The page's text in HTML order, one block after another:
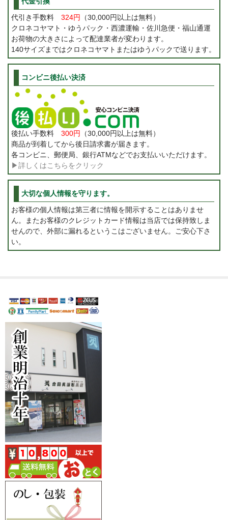
代引き手数料 324円 （30,000円以上は無料）
クロネコヤマト・ゆうパック・西濃運輸・佐川急便・福山通運
お荷物の大きさによって配達業者が変わります。
140サイズまではクロネコヤマトまたはゆうパックで送ります。
コンビニ後払い決済
後払い手数料 300円 （30,000円以上は無料）
商品が到着してから後日請求書が届きます。
各コンビニ、郵便局、銀行ATMなどでお支払いいただけます。
▶詳しくはこちらをクリック
大切な個人情報を守ります。
お客様の個人情報は第三者に情報を開示することはありませ
ん。またお客様のクレジットカード情報は当店では保持致しま
せんので、外部に漏れるというこはございません。ご安心下さ
い。